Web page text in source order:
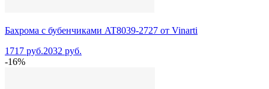
Бахрома с бубенчиками AT8039-2727 от Vinarti
1717 руб.2032 руб.
-16%